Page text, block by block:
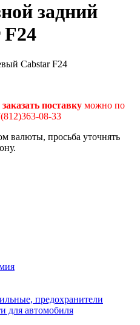
задний
поставку можно по
08-33
валюты, просьба уточнять
предохранители
для автомобиля